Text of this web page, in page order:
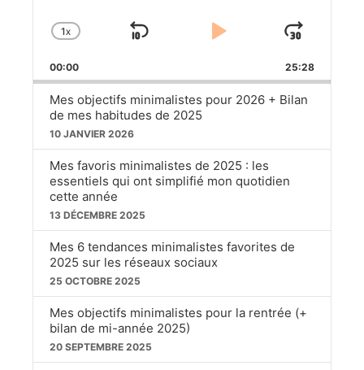
CHANGE
RATE
1X
SKIP
BACKWARD
PLAY
PAUSE
00:00 25:28
Mes objectifs minimalistes pour 2026 + Bilan
de mes habitudes de 2025
10 JANVIER 2026
Mes favoris minimalistes de 2025 : les
essentiels qui ont simplifié mon quotidien
cette année
13 DÉCEMBRE 2025
Mes 6 tendances minimalistes favorites de
2025 sur les réseaux sociaux
25 OCTOBRE 2025
Mes objectifs minimalistes pour la rentrée (+
bilan de mi-année 2025)
20 SEPTEMBRE 2025